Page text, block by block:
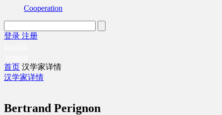
Cooperation
登录 注册
首页 汉学家详情
汉学家详情
Bertrand Perignon